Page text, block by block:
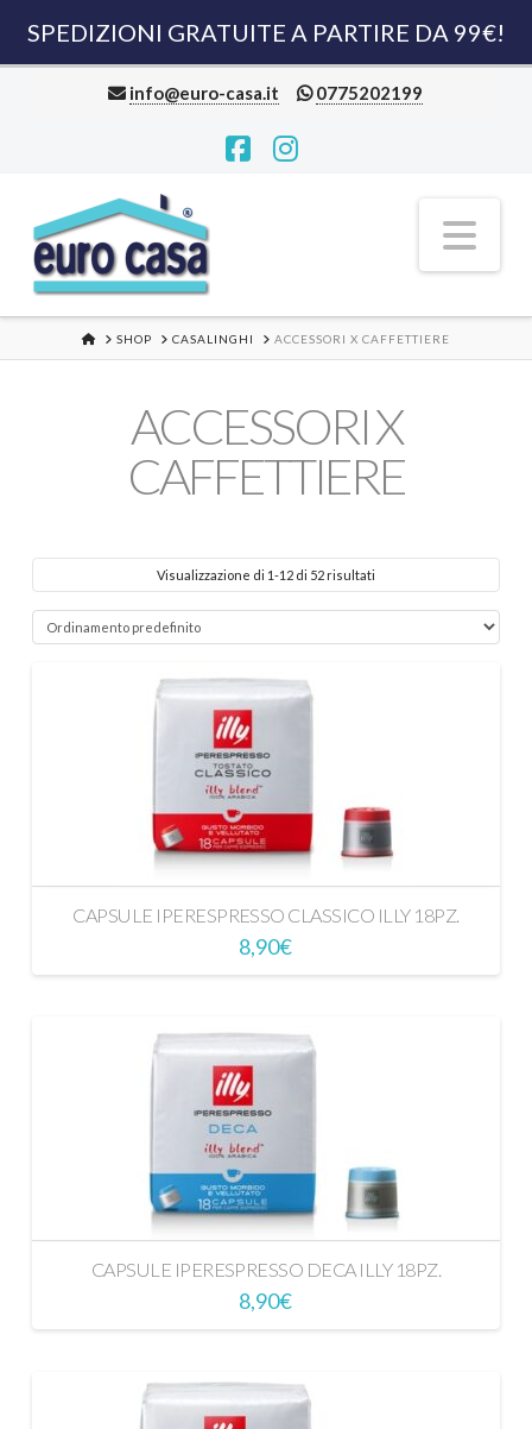
SPEDIZIONI GRATUITE A PARTIRE DA 99€!
info@euro-casa.it 0775202199
HOME
SHOP CASALINGHI ACCESSORI X CAFFETTIERE
ACCESSORI X
CAFFETTIERE
Visualizzazione di 1-12 di 52 risultati
CAPSULE IPERESPRESSO CLASSICO ILLY 18PZ.
8,90€
CAPSULE IPERESPRESSO DECA ILLY 18PZ.
8,90€